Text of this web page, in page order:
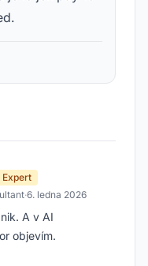
Expert
·6. ledna 2026
A v AI
objevím.